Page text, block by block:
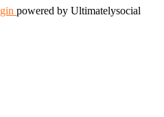
powered by Ultimatelysocial